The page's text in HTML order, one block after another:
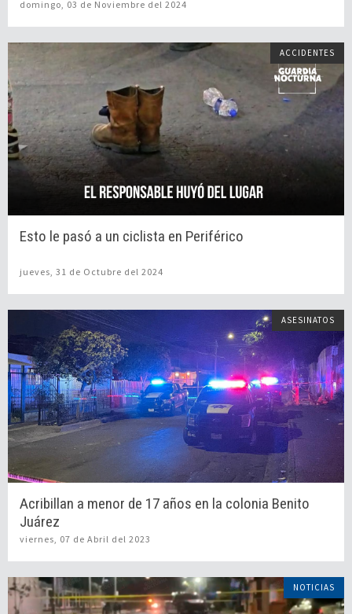
domingo, 03 de Noviembre del 2024
ACCIDENTES
Esto le pasó a un ciclista en Periférico
jueves, 31 de Octubre del 2024
ASESINATOS
Acribillan a menor de 17 años en la colonia Benito
Juárez
viernes, 07 de Abril del 2023
NOTICIAS